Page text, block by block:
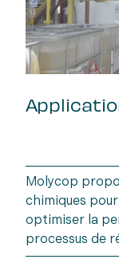
Molycop
chimiques
optimiser la
processus de